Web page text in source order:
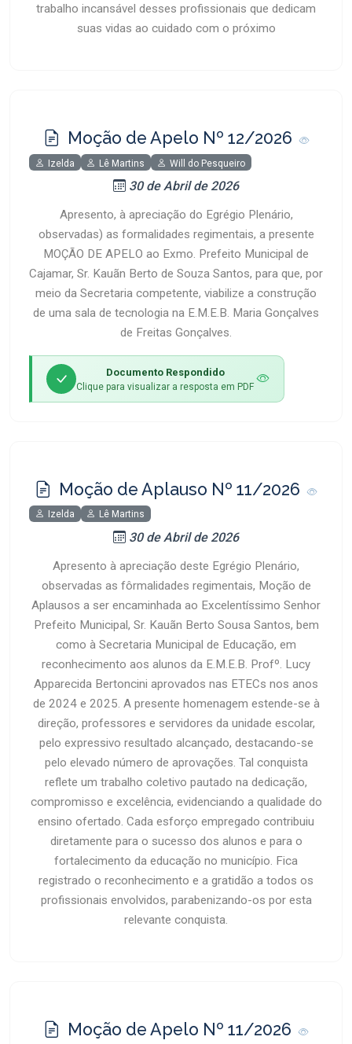
trabalho incansável desses profissionais que dedicam
suas vidas ao cuidado com o próximo
Moção de Apelo Nº 12/2026
Izelda Lê Martins Will do Pesqueiro
30 de Abril de 2026
Apresento, à apreciação do Egrégio Plenário,
observadas) as formalidades regimentais, a presente
MOÇÃO DE APELO ao Exmo. Prefeito Municipal de
Cajamar, Sr. Kauãn Berto de Souza Santos, para que, por
meio da Secretaria competente, viabilize a construção
de uma sala de tecnologia na E.M.E.B. Maria Gonçalves
de Freitas Gonçalves.
Documento Respondido
Clique para visualizar a resposta em PDF
Moção de Aplauso Nº 11/2026
Izelda Lê Martins
30 de Abril de 2026
Apresento à apreciação deste Egrégio Plenário,
observadas as fôrmalidades regimentais, Moção de
Aplausos a ser encaminhada ao Excelentíssimo Senhor
Prefeito Municipal, Sr. Kauãn Berto Sousa Santos, bem
como à Secretaria Municipal de Educação, em
reconhecimento aos alunos da E.M.E.B. Profº. Lucy
Apparecida Bertoncini aprovados nas ETECs nos anos
de 2024 e 2025. A presente homenagem estende-se à
direção, professores e servidores da unidade escolar,
pelo expressivo resultado alcançado, destacando-se
pelo elevado número de aprovações. Tal conquista
reflete um trabalho coletivo pautado na dedicação,
compromisso e excelência, evidenciando a qualidade do
ensino ofertado. Cada esforço empregado contribuiu
diretamente para o sucesso dos alunos e para o
fortalecimento da educação no município. Fica
registrado o reconhecimento e a gratidão a todos os
profissionais envolvidos, parabenizando-os por esta
relevante conquista.
Moção de Apelo Nº 11/2026